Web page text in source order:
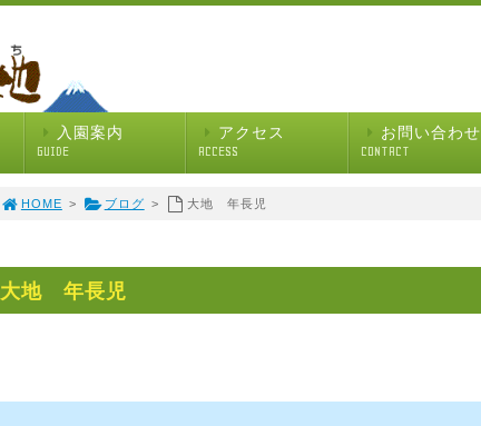
入園案内
GUIDE
アクセス
ACCESS
お問い合わせ
CONTACT
HOME > ブログ > 大地 年長児
大地 年長児